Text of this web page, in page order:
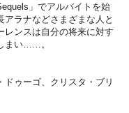
」でアルバイトを始
ラナなどさまざまな人と
レンスは自分の将来に対す
まい……。
ゥーゴ、クリスタ・ブリ